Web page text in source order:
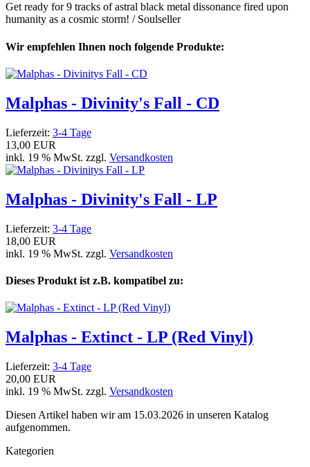
Get ready for 9 tracks of astral black metal dissonance fired upon
humanity as a cosmic storm! / Soulseller
Wir empfehlen Ihnen noch folgende Produkte:
Malphas - Divinity's Fall - CD
Lieferzeit: 3-4 Tage
13,00 EUR
inkl. 19 % MwSt. zzgl. Versandkosten
Malphas - Divinity's Fall - LP
Lieferzeit: 3-4 Tage
18,00 EUR
inkl. 19 % MwSt. zzgl. Versandkosten
Dieses Produkt ist z.B. kompatibel zu:
Malphas - Extinct - LP (Red Vinyl)
Lieferzeit: 3-4 Tage
20,00 EUR
inkl. 19 % MwSt. zzgl. Versandkosten
Diesen Artikel haben wir am 15.03.2026 in unseren Katalog
aufgenommen.
Kategorien